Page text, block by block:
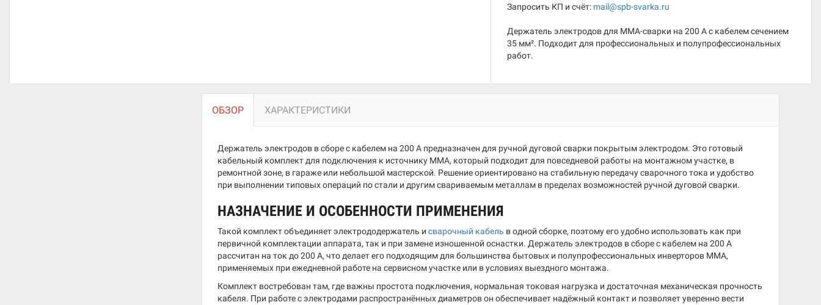
Запросить КП и счёт: mail@spb-svarka.ru
Держатель электродов для MMA-сварки на 200 А с кабелем сечением
35 мм². Подходит для профессиональных и полупрофессиональных
работ.
ОБЗОР ХАРАКТЕРИСТИКИ
Держатель электродов в сборе с кабелем на 200 А предназначен для ручной дуговой сварки покрытым электродом. Это готовый
кабельный комплект для подключения к источнику MMA, который подходит для повседневой работы на монтажном участке, в
ремонтной зоне, в гараже или небольшой мастерской. Решение ориентировано на стабильную передачу сварочного тока и удобство
при выполнении типовых операций по стали и другим свариваемым металлам в пределах возможностей ручной дуговой сварки.
НАЗНАЧЕНИЕ И ОСОБЕННОСТИ ПРИМЕНЕНИЯ
Такой комплект объединяет электрододержатель и сварочный кабель в одной сборке, поэтому его удобно использовать как при
первичной комплектации аппарата, так и при замене изношенной оснастки. Держатель электродов в сборе с кабелем на 200 А
рассчитан на ток до 200 А, что делает его подходящим для большинства бытовых и полупрофессиональных инверторов MMA,
применяемых при ежедневной работе на сервисном участке или в условиях выездного монтажа.
Комплект востребован там, где важны простота подключения, нормальная токовая нагрузка и достаточная механическая прочность
кабеля. При работе с электродами распространённых диаметров он обеспечивает надёжный контакт и позволяет уверенно вести